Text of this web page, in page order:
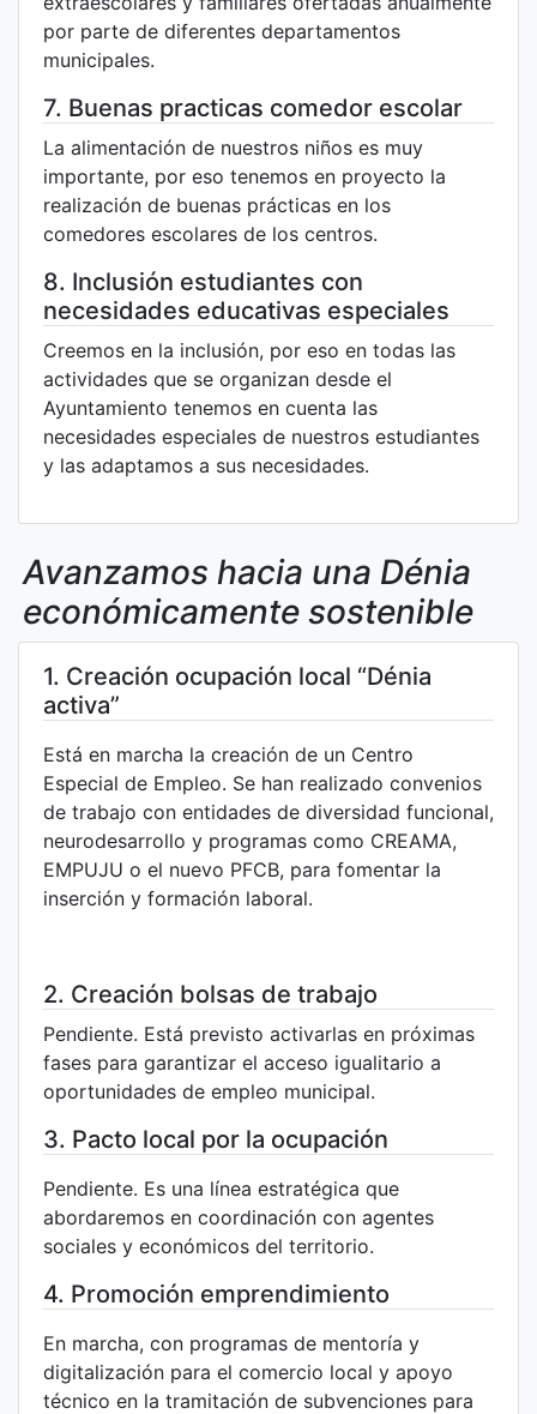
por parte de diferentes departamentos
municipales.
7. Buenas practicas comedor escolar
La alimentación de nuestros niños es muy
importante, por eso tenemos en proyecto la
realización de buenas prácticas en los
comedores escolares de los centros.
8. Inclusión estudiantes con
necesidades educativas especiales
Creemos en la inclusión, por eso en todas las
actividades que se organizan desde el
Ayuntamiento tenemos en cuenta las
necesidades especiales de nuestros estudiantes
y las adaptamos a sus necesidades.
Avanzamos hacia una Dénia
económicamente sostenible
1. Creación ocupación local “Dénia
activa”
Está en marcha la creación de un Centro
Especial de Empleo. Se han realizado convenios
de trabajo con entidades de diversidad funcional,
neurodesarrollo y programas como CREAMA,
EMPUJU o el nuevo PFCB, para fomentar la
inserción y formación laboral.
2. Creación bolsas de trabajo
Pendiente. Está previsto activarlas en próximas
fases para garantizar el acceso igualitario a
oportunidades de empleo municipal.
3. Pacto local por la ocupación
Pendiente. Es una línea estratégica que
abordaremos en coordinación con agentes
sociales y económicos del territorio.
4. Promoción emprendimiento
En marcha, con programas de mentoría y
digitalización para el comercio local y apoyo
técnico en la tramitación de subvenciones para